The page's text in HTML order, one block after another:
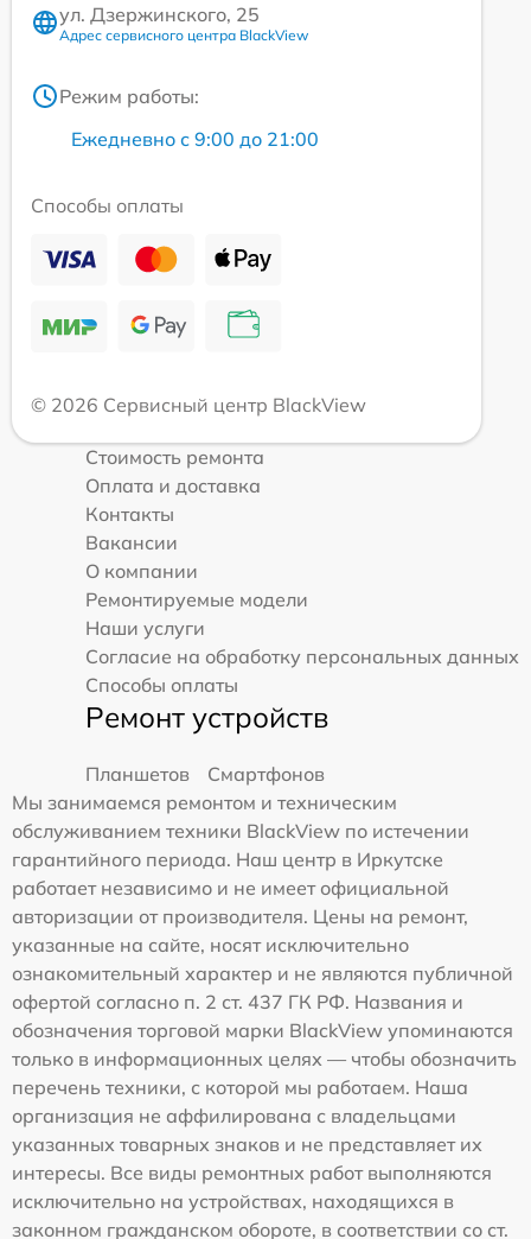
ул. Дзержинского, 25
Адрес сервисного центра BlackView
Режим работы:
Ежедневно с 9:00 до 21:00
Способы оплаты
© 2026 Сервисный центр BlackView
Стоимость ремонта
Оплата и доставка
Контакты
Вакансии
О компании
Ремонтируемые модели
Наши услуги
Согласие на обработку персональных данных
Способы оплаты
Ремонт устройств
Планшетов
Смартфонов
Мы занимаемся ремонтом и техническим
обслуживанием техники BlackView по истечении
гарантийного периода. Наш центр в Иркутске
работает независимо и не имеет официальной
авторизации от производителя. Цены на ремонт,
указанные на сайте, носят исключительно
ознакомительный характер и не являются публичной
офертой согласно п. 2 ст. 437 ГК РФ. Названия и
обозначения торговой марки BlackView упоминаются
только в информационных целях — чтобы обозначить
перечень техники, с которой мы работаем. Наша
организация не аффилирована с владельцами
указанных товарных знаков и не представляет их
интересы. Все виды ремонтных работ выполняются
исключительно на устройствах, находящихся в
законном гражданском обороте, в соответствии со ст.